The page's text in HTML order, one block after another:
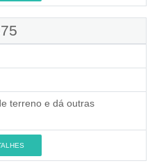
terreno e dá outras